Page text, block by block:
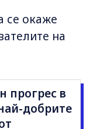
се окаже
на
прогрес в
добрите